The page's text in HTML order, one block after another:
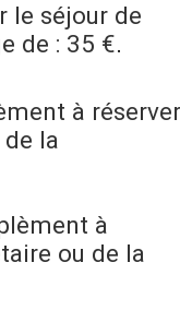
le séjour de
de : 35 €
à réserver
la
à
ou de la